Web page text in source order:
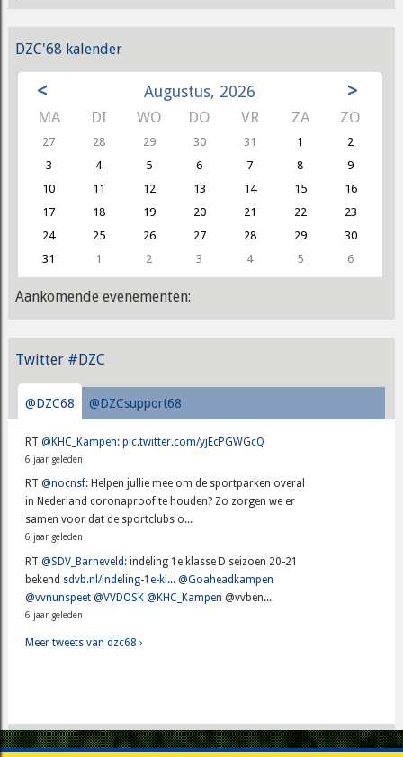
DZC'68 kalender
< Augustus, 2026 >
MA DI WO DO VR ZA ZO
27 28 29 30 31 1
2
3
4 5 6 7 8
9
10
11 12 13 14 15
16
17
18 19 20 21 22
23
24
25 26 27 28 29
30
31
1 2 3 4 5 6
Aankomende evenementen:
Twitter #DZC
@DZC68 @DZCsupport68
RT@KHC_Kampen:pic.twitter.com/yjEcPGWGcQ
6 jaar geleden
RT@nocnsf: Helpen jullie mee om de sportparken overal
in Nederland coronaproof te houden? Zo zorgen we er
samen voor dat de sportclubs o...
6 jaar geleden
RT@SDV_Barneveld : indeling 1e klasse D seizoen 20-21
bekend sdvb.nl/indeling-1e-kl... @Goaheadkampen
@vvnunspeet @VVDOSK @KHC_Kampen @vvben...
6 jaar geleden
Meer tweets van dzc68 ›